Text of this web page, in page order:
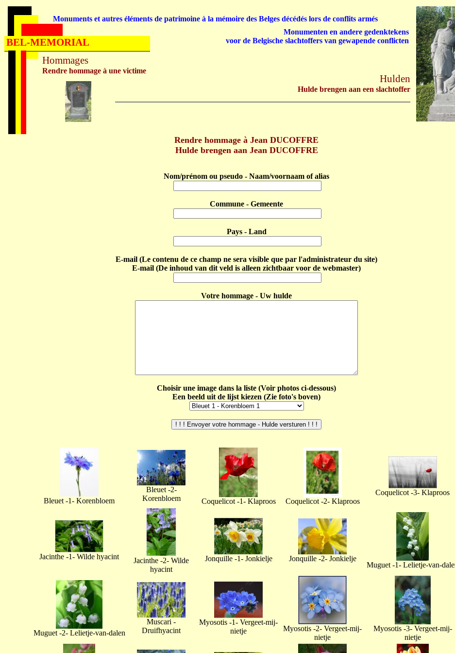
Rendre hommage à Jean DUCOFFRE
Hulde brengen aan Jean DUCOFFRE
Nom/prénom ou pseudo - Naam/voornaam of alias
Commune - Gemeente
Pays - Land
E-mail (Le contenu de ce champ ne sera visible que par l'administrateur du site)
E-mail (De inhoud van dit veld is alleen zichtbaar voor de webmaster)
Votre hommage - Uw hulde
Choisir une image dans la liste (Voir photos ci-dessous)
Een beeld uit de lijst kiezen (Zie foto's boven)
Bleuet -1- Korenbloem
Bleuet -2-
Korenbloem
Coquelicot -1- Klaproos Coquelicot -2- Klaproos
Coquelicot -3- Klaproos
Jacinthe -1- Wilde hyacint
Jacinthe -2- Wilde
hyacint
Jonquille -1- Jonkielje Jonquille -2- Jonkielje
Muguet -1- Lelietje-van-
Muguet -2- Lelietje-van-dalen
Muscari -
Druifhyacint
Myosotis -1- Vergeet-mij-
nietje
Myosotis -2- Vergeet-mij-
nietje
Myosotis -3- Vergeet-mij-
nietje
Hommages
Rendre hommage à une victime
Hulden
Hulde brengen aan een slachtoffer
Monuments et autres éléments de patrimoine à la mémoire des Belges décédés lors de conflits armés
Monumenten en andere gedenktekens
voor de Belgische slachtoffers van gewapende conflicten
BEL-MEMORIAL